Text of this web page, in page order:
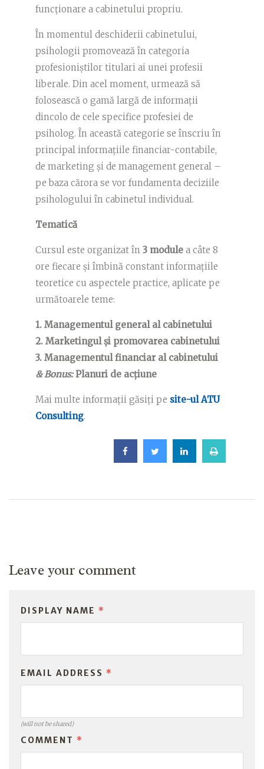
funcționare a cabinetului propriu.
În momentul deschiderii cabinetului,
psihologii promovează în categoria
profesioniştilor titulari ai unei profesii
liberale. Din acel moment, urmează să
folosească o gamă largă de informaţii
dincolo de cele specifice profesiei de
psiholog. În această categorie se înscriu în
principal informaţiile financiar-contabile,
de marketing și de management general –
pe baza cărora se vor fundamenta deciziile
psihologului în cabinetul individual.
Tematică
Cursul este organizat în 3 module a câte 8
ore fiecare și îmbină constant informațiile
teoretice cu aspectele practice, aplicate pe
următoarele teme:
1. Managementul general al cabinetului
2. Marketingul și promovarea cabinetului
3. Managementul financiar al cabinetului
& Bonus:Planuri de acțiune
Mai multe informații găsiți pe site-ul ATU
Consulting.
Leave your comment
DISPLAY NAME *
EMAIL ADDRESS *
(will not be shared)
COMMENT *